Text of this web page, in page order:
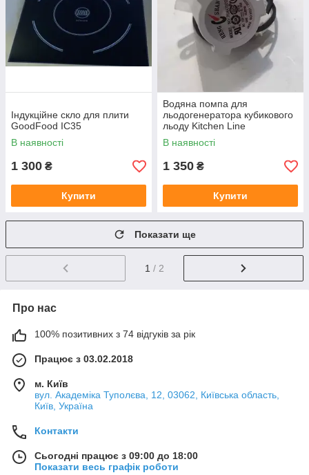
Індукційне скло для плити
GoodFood IC35
В наявності
1 300 ₴
Купити
Водяна помпа для
льодогенератора кубикового
льоду Kitchen Line
В наявності
1 350 ₴
Купити
Показати ще
1 / 2
Про нас
100% позитивних з 74 відгуків за рік
Працює з 03.02.2018
м. Київ
вул. Академіка Туполєва, 12, 03062, Київська область,
Київ, Україна
Контакти
Сьогодні працює з 09:00 до 18:00
Показати весь графік роботи